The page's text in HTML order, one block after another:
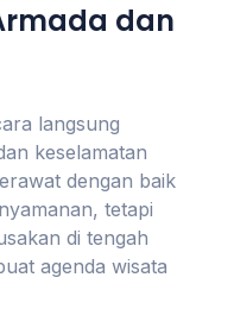
dan
langsung
keselamatan
dengan baik
tetapi
di tengah
agenda wisata